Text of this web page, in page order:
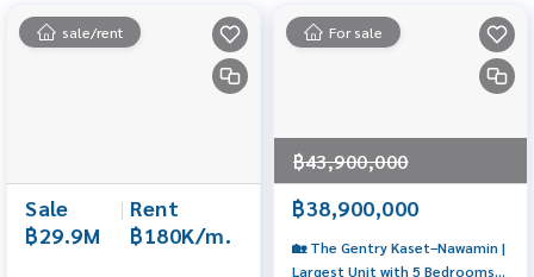
sale/rent
Sale
฿29.9M
| Rent
฿180K/m.
For sale
฿43,900,000
฿38,900,000
🏡 The Gentry Kaset–Nawamin |
Largest Unit with 5 Bedrooms